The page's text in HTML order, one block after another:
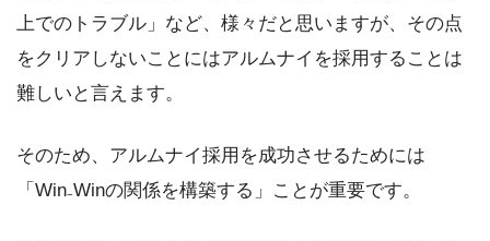
上でのトラブル」など、様々だと思いますが、その点
をクリアしないことにはアルムナイを採用することは
難しいと言えます。
そのため、アルムナイ採用を成功させるためには
「Win₋Winの関係を構築する」ことが重要です。